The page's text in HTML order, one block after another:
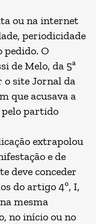
ou na internet
periodicidade
pedido. O
de Melo, da 5ª
o site Jornal da
que acusava a
pelo partido
extrapolou
e de
deve conceder
do artigo 4º, I,
mesma
no início ou no